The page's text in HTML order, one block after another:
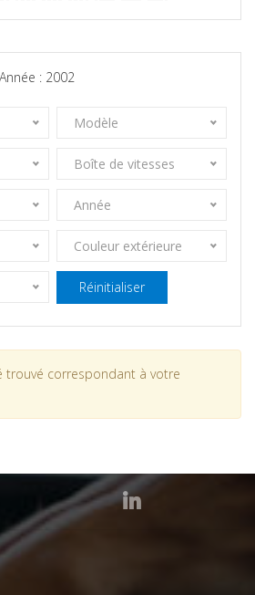
Année : 2002
Modèle
Boîte de vitesses
Année
Couleur extérieure
Réinitialiser
trouvé correspondant à votre